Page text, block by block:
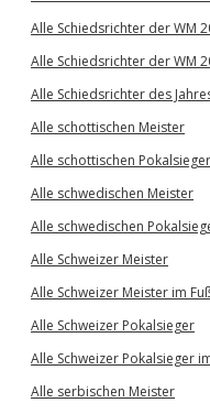
Alle Schiedsrichter der WM
Alle Schiedsrichter der WM
Alle Schiedsrichter des
Alle schottischen Meister
Alle schottischen Pokalsieger
Alle schwedischen Meister
Alle schwedischen
Alle Schweizer Meister
Alle Schweizer Meister im
Alle Schweizer Pokalsieger
Alle Schweizer Pokalsieger
Alle serbischen Meister